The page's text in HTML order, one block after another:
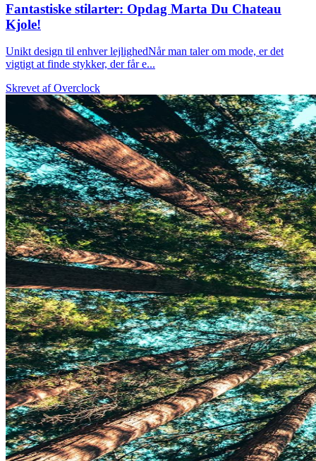
Fantastiske stilarter: Opdag Marta Du Chateau
Kjole!
Unikt design til enhver lejlighedNår man taler om mode, er det
vigtigt at finde stykker, der får e...
Skrevet afOverclock